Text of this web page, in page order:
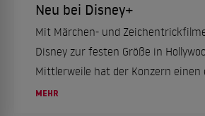
Neu bei Disney+
Mit Märchen- und
Disney zur festen Größe in
Mittlerweile hat der Konzern einen
Streamingdienst, der weit mehr zu
MEHR